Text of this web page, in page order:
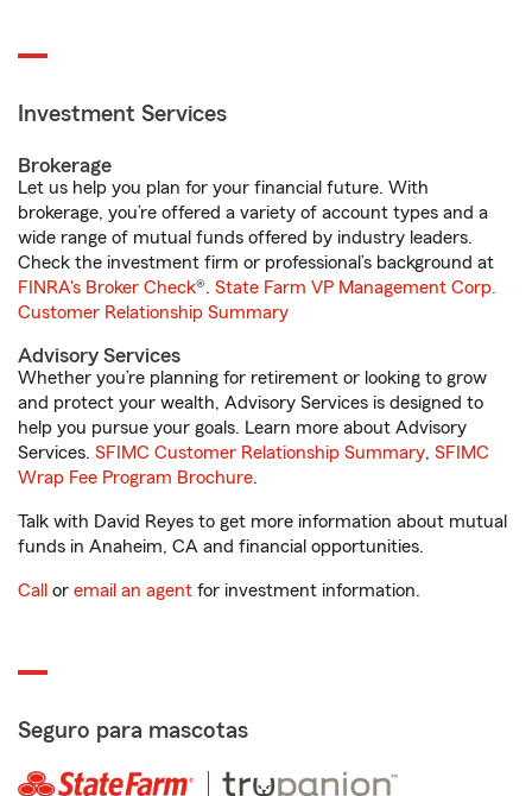
Investment Services
Brokerage
Let us help you plan for your financial future. With
brokerage, you’re offered a variety of account types and a
wide range of mutual funds offered by industry leaders.
Check the investment firm or professional’s background at
FINRA's Broker Check®. State Farm VP Management Corp.
Customer Relationship Summary
Advisory Services
Whether you’re planning for retirement or looking to grow
and protect your wealth, Advisory Services is designed to
help you pursue your goals. Learn more about Advisory
Services. SFIMC Customer Relationship Summary, SFIMC
Wrap Fee Program Brochure.
Talk with David Reyes to get more information about mutual
funds in Anaheim, CA and financial opportunities.
Call or email an agent for investment information.
Seguro para mascotas